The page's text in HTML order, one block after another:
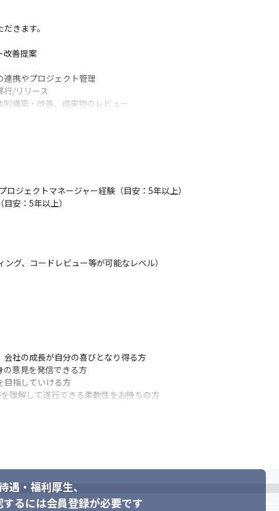
きます。
改善提案
連携やプロジェクト管理
行/リリース
構築・改善、成果物のレビュー
状PMクラスの人材が不足しており、
ドを高め、1つ1つのプロダクト品質/ユーザー体験を引き上げていきた
るスタイルとなっており、効率性が悪いという課題も抱えています。
には是非推進いただきたいです。
自社プロダクト/サービス開発に関わることができる
決まっているケースが多いため、リリース後に活用が約束されている
クト開発/プロダクト改善に向き合うことができる
ト/サービス企画や、経営目線で事業成長/組織成長に向き合うことがで
検討しています。
いたします。
ジェクトマネージャー経験（目安：5年以上）
安：5年以上）
グ、コードレビュー等が可能なレベル）
社の成長が自分の喜びとなり得る方
の意見を発信できる方
目指していける方
理解して遂行できる柔軟性をお持ちの方
遇・福利厚生、
るには会員登録が必要です